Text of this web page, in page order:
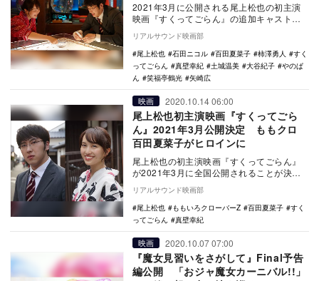
2021年3月に公開される尾上松也の初主演
映画『すくってごらん』の追加キャストが
発表された。 本作は、思い描いて…
リアルサウンド映画部
尾上松也
石田ニコル 百田夏菜子 柿澤勇人
すく
ってごらん
真壁幸紀 土城温美 大谷紀子
やのぱ
ん
笑福亭鶴光 矢崎広
映画 2020.10.14 06:00
尾上松也初主演映画『すくってごら
ん』2021年3月公開決定 ももクロ
百田夏菜子がヒロインに
尾上松也の初主演映画『すくってごらん』
が2021年3月に全国公開されることが決定
し、ヒロイン役としてももいろクローバーZ
のリーダ…
リアルサウンド映画部
尾上松也
ももいろクローバーZ 百田夏菜子
すく
ってごらん
真壁幸紀
映画 2020.10.07 07:00
『魔女見習いをさがして』Final予告
編公開 「おジャ魔女カーニバル!!」